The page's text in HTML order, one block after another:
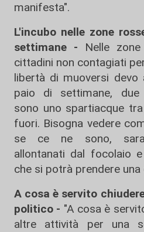
manifesta".
L'incubo nelle zone
settimane - Nelle
cittadini non contagiati
libertà di muoversi devo
paio di settimane, due
sono uno spartiacque
fuori. Bisogna vedere
se ce ne sono,
allontanati dal focolaio
che si potrà prendere
A cosa è servito
politico - "A cosa è
altre attività per una